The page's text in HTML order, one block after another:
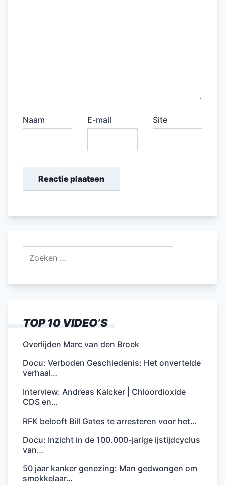
Naam E-mail Site
TOP 10 VIDEO’S
Overlijden Marc van den Broek
Docu: Verboden Geschiedenis: Het onvertelde
verhaal…
Interview: Andreas Kalcker | Chloordioxide
CDS en…
RFK belooft Bill Gates te arresteren voor het…
Docu: Inzicht in de 100.000-jarige ijstijdcyclus
van…
50 jaar kanker genezing: Man gedwongen om
smokkelaar…